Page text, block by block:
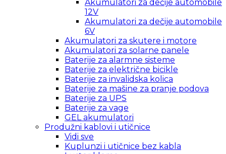
Akumulatori za dečije automobile
12V
Akumulatori za dečije automobile
6V
Akumulatori za skutere i motore
Akumulatori za solarne panele
Baterije za alarmne sisteme
Baterije za električne bicikle
Baterije za invalidska kolica
Baterije za mašine za pranje podova
Baterije za UPS
Baterije za vage
GEL akumulatori
Produžni kablovi i utičnice
Vidi sve
Kuplunzi i utičnice bez kabla